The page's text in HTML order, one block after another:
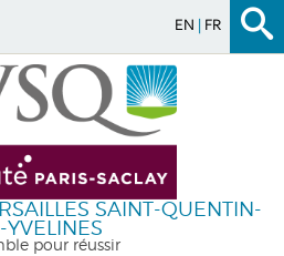
EN FR
SAINT-QUENTIN-
YVELINES
pour réussir